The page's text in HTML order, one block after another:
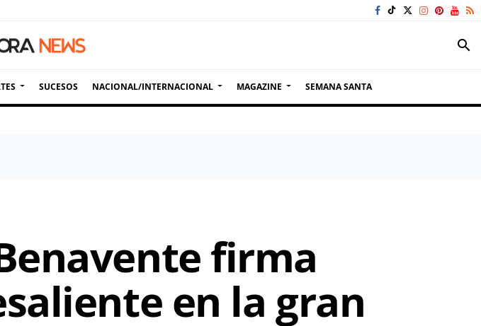
search
SUCESOS NACIONAL/INTERNACIONAL MAGAZINE SEMANA SANTA
firma
en la gran